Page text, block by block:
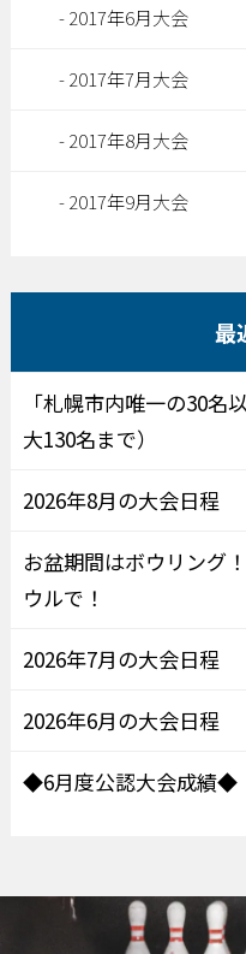
2017年6月大会
2017年7月大会
2017年8月大会
2017年9月大会
最
「札幌市内唯一の30
大130名まで）
2026年8月の大会日程
お盆期間はボウリング
ウルで！
2026年7月の大会日程
2026年6月の大会日程
◆6月度公認大会成績◆